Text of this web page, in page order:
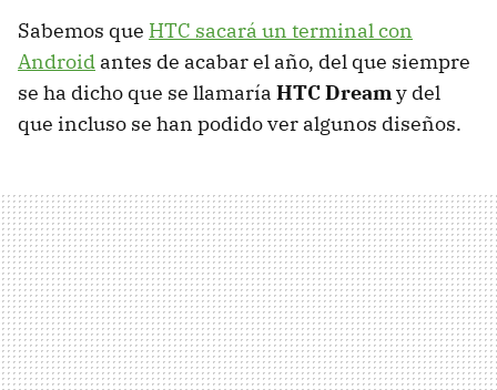
Sabemos que HTC sacará un terminal con
Android antes de acabar el año, del que siempre
se ha dicho que se llamaría HTC Dreamy del
que incluso se han podido ver algunos diseños.